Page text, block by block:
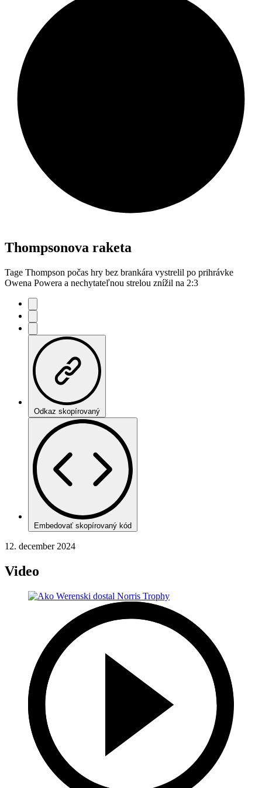
Thompsonova raketa
Tage Thompson počas hry bez brankára vystrelil po prihrávke
Owena Powera a nechytateľnou strelou znížil na 2:3
Odkaz skopírovaný
Embedovať skopírovaný kód
12. december 2024
Video